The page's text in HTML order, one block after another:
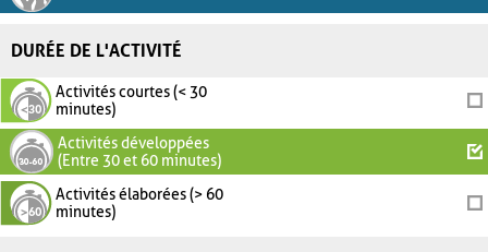
DURÉE DE L'ACTIVITÉ
Activités courtes (< 30
minutes)
Activités développées
(Entre 30 et 60 minutes)
Activités élaborées (> 60
minutes)